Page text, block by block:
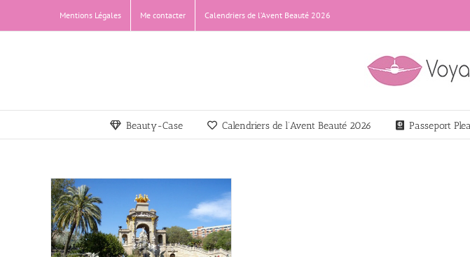
contenu
Mentions Légales Me contacter Calendriers de l’Avent Beauté 2026
Beauty-Case Calendriers de l’Avent Beauté 2026 Passeport